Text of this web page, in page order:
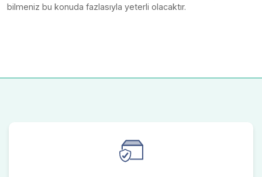
bilmeniz bu konuda fazlasıyla yeterli olacaktır.